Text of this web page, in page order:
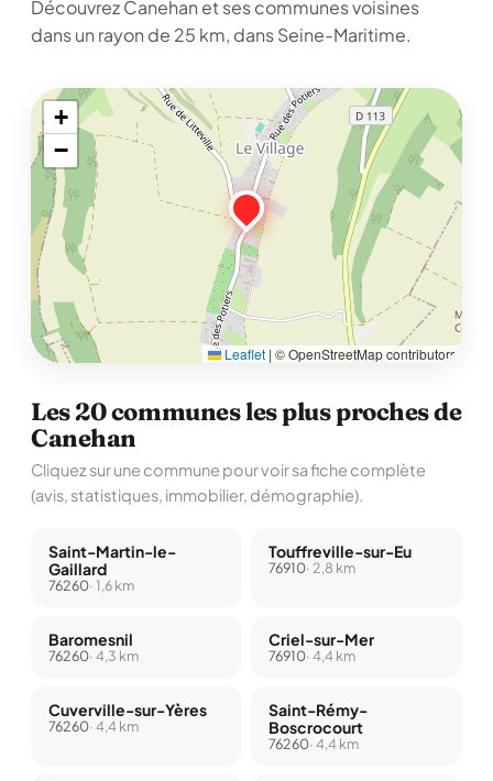
Découvrez Canehan et ses communes voisines
dans un rayon de 25 km, dans Seine-Maritime.
+
−
Leaflet | © OpenStreetMap contributors
Les 20 communes les plus proches de
Canehan
Cliquez sur une commune pour voir sa fiche complète
(avis, statistiques, immobilier, démographie).
Saint-Martin-le-
Gaillard
76260· 1,6 km
Touffreville-sur-Eu
76910· 2,8 km
Baromesnil
76260· 4,3 km
Criel-sur-Mer
76910· 4,4 km
Cuverville-sur-Yères
76260· 4,4 km
Saint-Rémy-
Boscrocourt
76260· 4,4 km